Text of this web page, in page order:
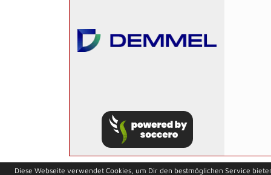
soccero.de
Diese Webseite verwendet Cookies, um Dir den bestmöglichen Service